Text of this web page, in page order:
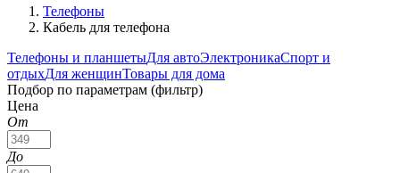
Телефоны
Кабель для телефона
Телефоны и планшетыДля автоЭлектроникаСпорт и
отдыхДля женщинТовары для дома
Подбор по параметрам (фильтр)
Цена
От
До